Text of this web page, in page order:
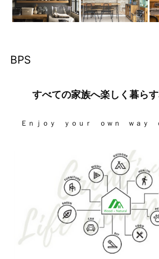
BPS
すべての家族へ楽しく暮ら
Ｅｎｊｏｙ ｙｏｕｒ ｏｗｎ ｗａｙ